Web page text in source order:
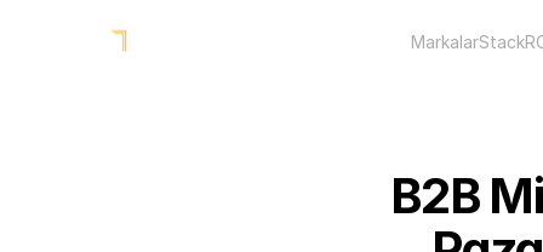
MarkalarStack
B2B